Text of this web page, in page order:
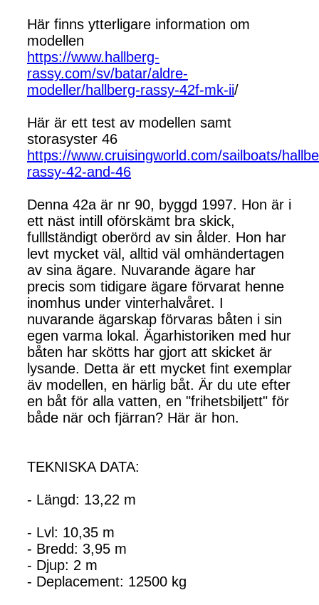
Här finns ytterligare information om
modellen
https://www.hallberg-
rassy.com/sv/batar/aldre-
modeller/hallberg-rassy-42f-mk-ii/
Här är ett test av modellen samt
storasyster 46
https://www.cruisingworld.com/sailboats/
rassy-42-and-46
Denna 42a är nr 90, byggd 1997. Hon är i
ett näst intill oförskämt bra skick,
fulllständigt oberörd av sin ålder. Hon har
levt mycket väl, alltid väl omhändertagen
av sina ägare. Nuvarande ägare har
precis som tidigare ägare förvarat henne
inomhus under vinterhalvåret. I
nuvarande ägarskap förvaras båten i sin
egen varma lokal. Ägarhistoriken med hur
båten har skötts har gjort att skicket är
lysande. Detta är ett mycket fint exemplar
äv modellen, en härlig båt. Är du ute efter
en båt för alla vatten, en "frihetsbiljett" för
både när och fjärran? Här är hon.
TEKNISKA DATA:
- Längd: 13,22 m
- Lvl: 10,35 m
- Bredd: 3,95 m
- Djup: 2 m
- Deplacement: 12500 kg